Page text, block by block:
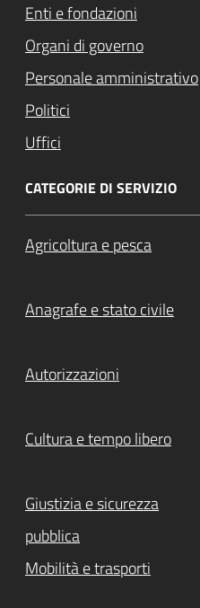
Enti e fondazioni
Organi di governo
Personale amministrativo
Politici
Uffici
CATEGORIE DI SERVIZIO
Agricoltura e pesca
Anagrafe e stato civile
Autorizzazioni
Cultura e tempo libero
Giustizia e sicurezza
pubblica
Mobilità e trasporti